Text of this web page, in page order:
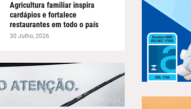
Agricultura familiar inspira
cardápios e fortalece
restaurantes em todo o país
30 Julho, 2026